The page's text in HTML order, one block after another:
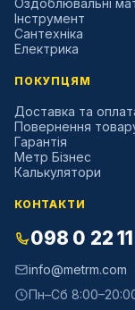
Оздоблювальні
Інструмент
Сантехніка
Електрика
ПОКУПЦЯМ
Доставка та
Повернення
Гарантія
Метр Бізнес
Калькулятори
КОНТАКТИ
098 0 22
info@metrm.com
Пн–Сб